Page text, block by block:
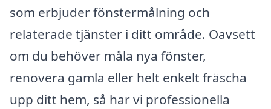
som erbjuder fönstermålning och
relaterade tjänster i ditt område. Oavsett
om du behöver måla nya fönster,
renovera gamla eller helt enkelt fräscha
upp ditt hem, så har vi professionella